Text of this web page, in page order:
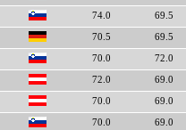
74.0 69.5
70.5 69.5
70.0 72.0
72.0 69.0
70.0 69.0
70.0 69.0